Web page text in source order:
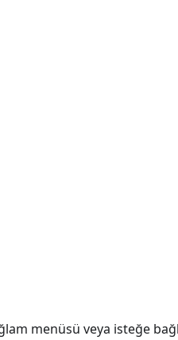
menüsü veya isteğe